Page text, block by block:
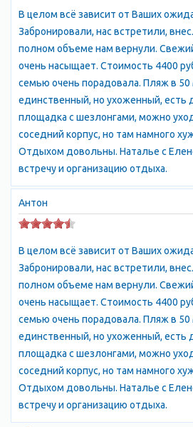
можно найти множество кафе,
а также различные развлечения,
водные горки и т.д. Кроме того, в
интересных мест, которые стоит
замок "Ласточкино гнездо", который
морем и является символом города;
миниатюре", где можно увидеть
достопримечательностей Крыма;
находится знаменитый памятник
другое. Алушта также славится
являются одними из лучших на
можно насладиться теплым морем,
воздухом. Пляжи Алушты отличаются
необходимым для комфортного
является прекрасным местом для
Здесь есть все необходимое для
с удовольствием и насладиться
В целом всё зависит от Ваших
Забронировали, нас встретили,
полном объеме нам вернули.
очень насыщает. Стоимость 4400
семью очень порадовала. Пляж в 50
единственный, но ухоженный, есть
площадка с шезлонгами, можно
соседний корпус, но там намного
Отдыхом довольны. Наталье с
встречу и организацию отдыха.
Антон
В целом всё зависит от Ваших
Забронировали, нас встретили,
полном объеме нам вернули.
очень насыщает. Стоимость 4400
семью очень порадовала. Пляж в 50
единственный, но ухоженный, есть
площадка с шезлонгами, можно
соседний корпус, но там намного
Отдыхом довольны. Наталье с
встречу и организацию отдыха.